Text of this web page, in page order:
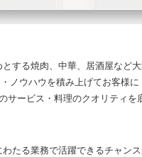
する焼肉、中華、居酒屋など
ノウハウを積み上げてお客様
ービス・料理のクオリティを
たる業務で活躍できるチャン